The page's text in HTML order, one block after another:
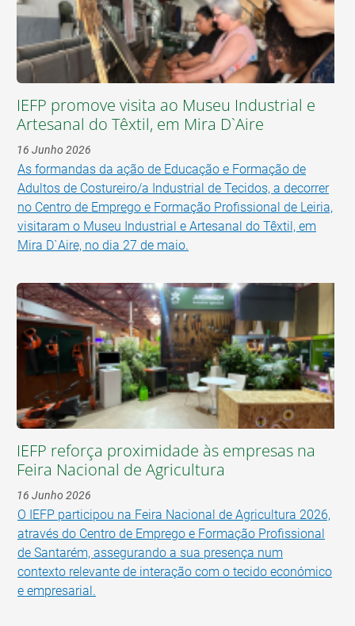
IEFP promove visita ao Museu Industrial e
Artesanal do Têxtil, em Mira D`Aire
16 Junho 2026
As formandas da ação de Educação e Formação de
Adultos de Costureiro/a Industrial de Tecidos, a decorrer
no Centro de Emprego e Formação Profissional de Leiria,
visitaram o Museu Industrial e Artesanal do Têxtil, em
Mira D`Aire, no dia 27 de maio.
IEFP reforça proximidade às empresas na
Feira Nacional de Agricultura
16 Junho 2026
O IEFP participou na Feira Nacional de Agricultura 2026,
através do Centro de Emprego e Formação Profissional
de Santarém, assegurando a sua presença num
contexto relevante de interação com o tecido económico
e empresarial.